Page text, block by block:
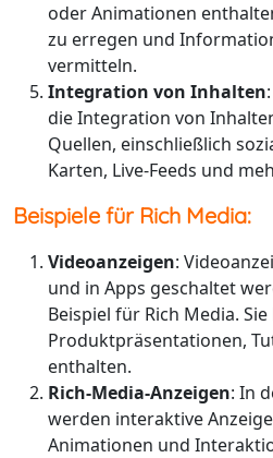
oder Animationen
zu erregen und
vermitteln.
Integration von Inhalten
die Integration von
Quellen, einschließlich
Karten, Live-Feeds und
Beispiele für Rich Media:
Videoanzeigen:
und in Apps geschaltet
Beispiel für Rich Media.
Produktpräsentationen,
enthalten.
Rich-Media-Anzeigen: In
werden interaktive
Animationen und